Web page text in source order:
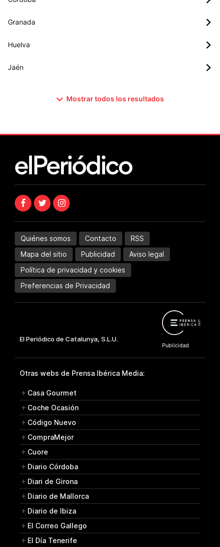
Granada
Huelva
Jaén
Mostrar todos los resultados
Quiénes somos Contacto
RSS
Mapa del sitio
Publicidad
Aviso legal
Política de privacidad y cookies
Preferencias de Privacidad
Otras webs de Prensa Ibérica Media:
Casa Gourmet
Coche Ocasión
Código Nuevo
CompraMejor
Cuore
Diario Córdoba
Diari de Girona
Diario de Mallorca
Diario de Ibiza
El Correo Gallego
El Día Tenerife